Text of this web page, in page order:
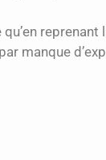
manque